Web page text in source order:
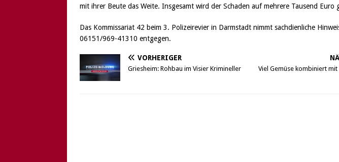
mit ihrer Beute das Weite. Insgesamt wird der Schaden auf mehrere Tausend Euro
Das Kommissariat 42 beim 3. Polizeirevier in Darmstadt nimmt sachdienliche
06151/969-41310 entgegen.
VORHERIGER
Griesheim: Rohbau im Visier Krimineller Viel Gemüse kombiniert